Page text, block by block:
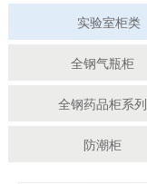
实验室柜类
全钢气瓶柜
全钢药品柜系列
防潮柜